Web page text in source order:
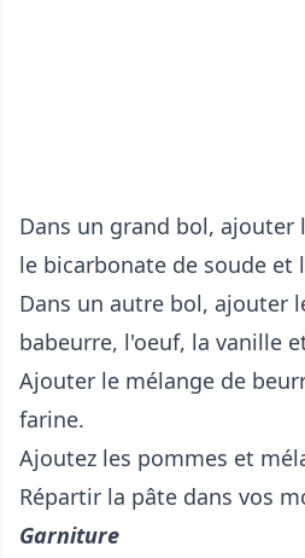
Dans un grand bol, ajouter
le bicarbonate de soude et
Dans un autre bol, ajouter
babeurre, l'oeuf, la vanille
Ajouter le mélange de
farine.
Ajoutez les pommes et
Répartir la pâte dans vos
Garniture